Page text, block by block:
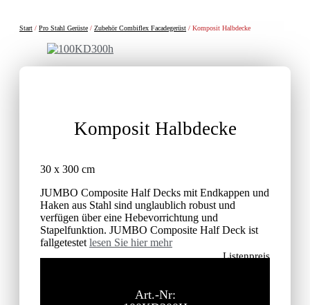
Start / Pro Stahl Gerüste / Zubehör Combiflex Facadegerüst / Komposit Halbdecke
Komposit Halbdecke
30 x 300 cm
JUMBO Composite Half Decks mit Endkappen und
Haken aus Stahl sind unglaublich robust und
verfügen über eine Hebevorrichtung und
Stapelfunktion. JUMBO Composite Half Deck ist
fallgetestet lesen Sie hier mehr
Listenpreis
Art.-Nr: